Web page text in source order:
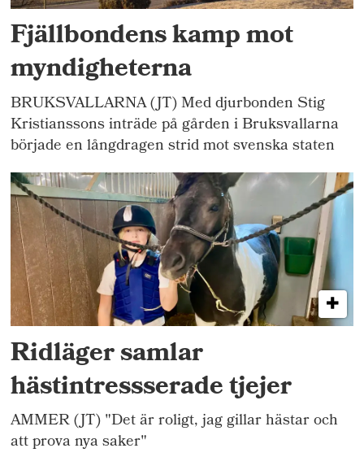
Fjällbondens kamp mot
myndigheterna
BRUKSVALLARNA (JT) Med djurbonden Stig
Kristianssons inträde på gården i Bruksvallarna
började en långdragen strid mot svenska staten
Ridläger samlar
hästintressserade tjejer
AMMER (JT) "Det är roligt, jag gillar hästar och
att prova nya saker"